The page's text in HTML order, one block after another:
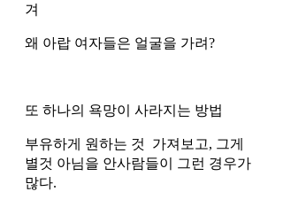
겨
왜 아랍 여자들은 얼굴을 가려?
또 하나의 욕망이 사라지는 방법
부유하게 원하는 것  가져보고, 그게
별것 아님을 안사람들이 그런 경우가
많다.